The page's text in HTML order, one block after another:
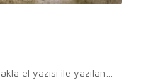
el yazısı ile yazılan…